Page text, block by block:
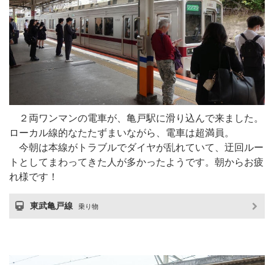
２両ワンマンの電車が、亀戸駅に滑り込んで来ました。
ローカル線的なたたずまいながら、電車は超満員。
今朝は本線がトラブルでダイヤが乱れていて、迂回ルー
トとしてまわってきた人が多かったようです。朝からお疲
れ様です！
東武亀戸線 乗り物